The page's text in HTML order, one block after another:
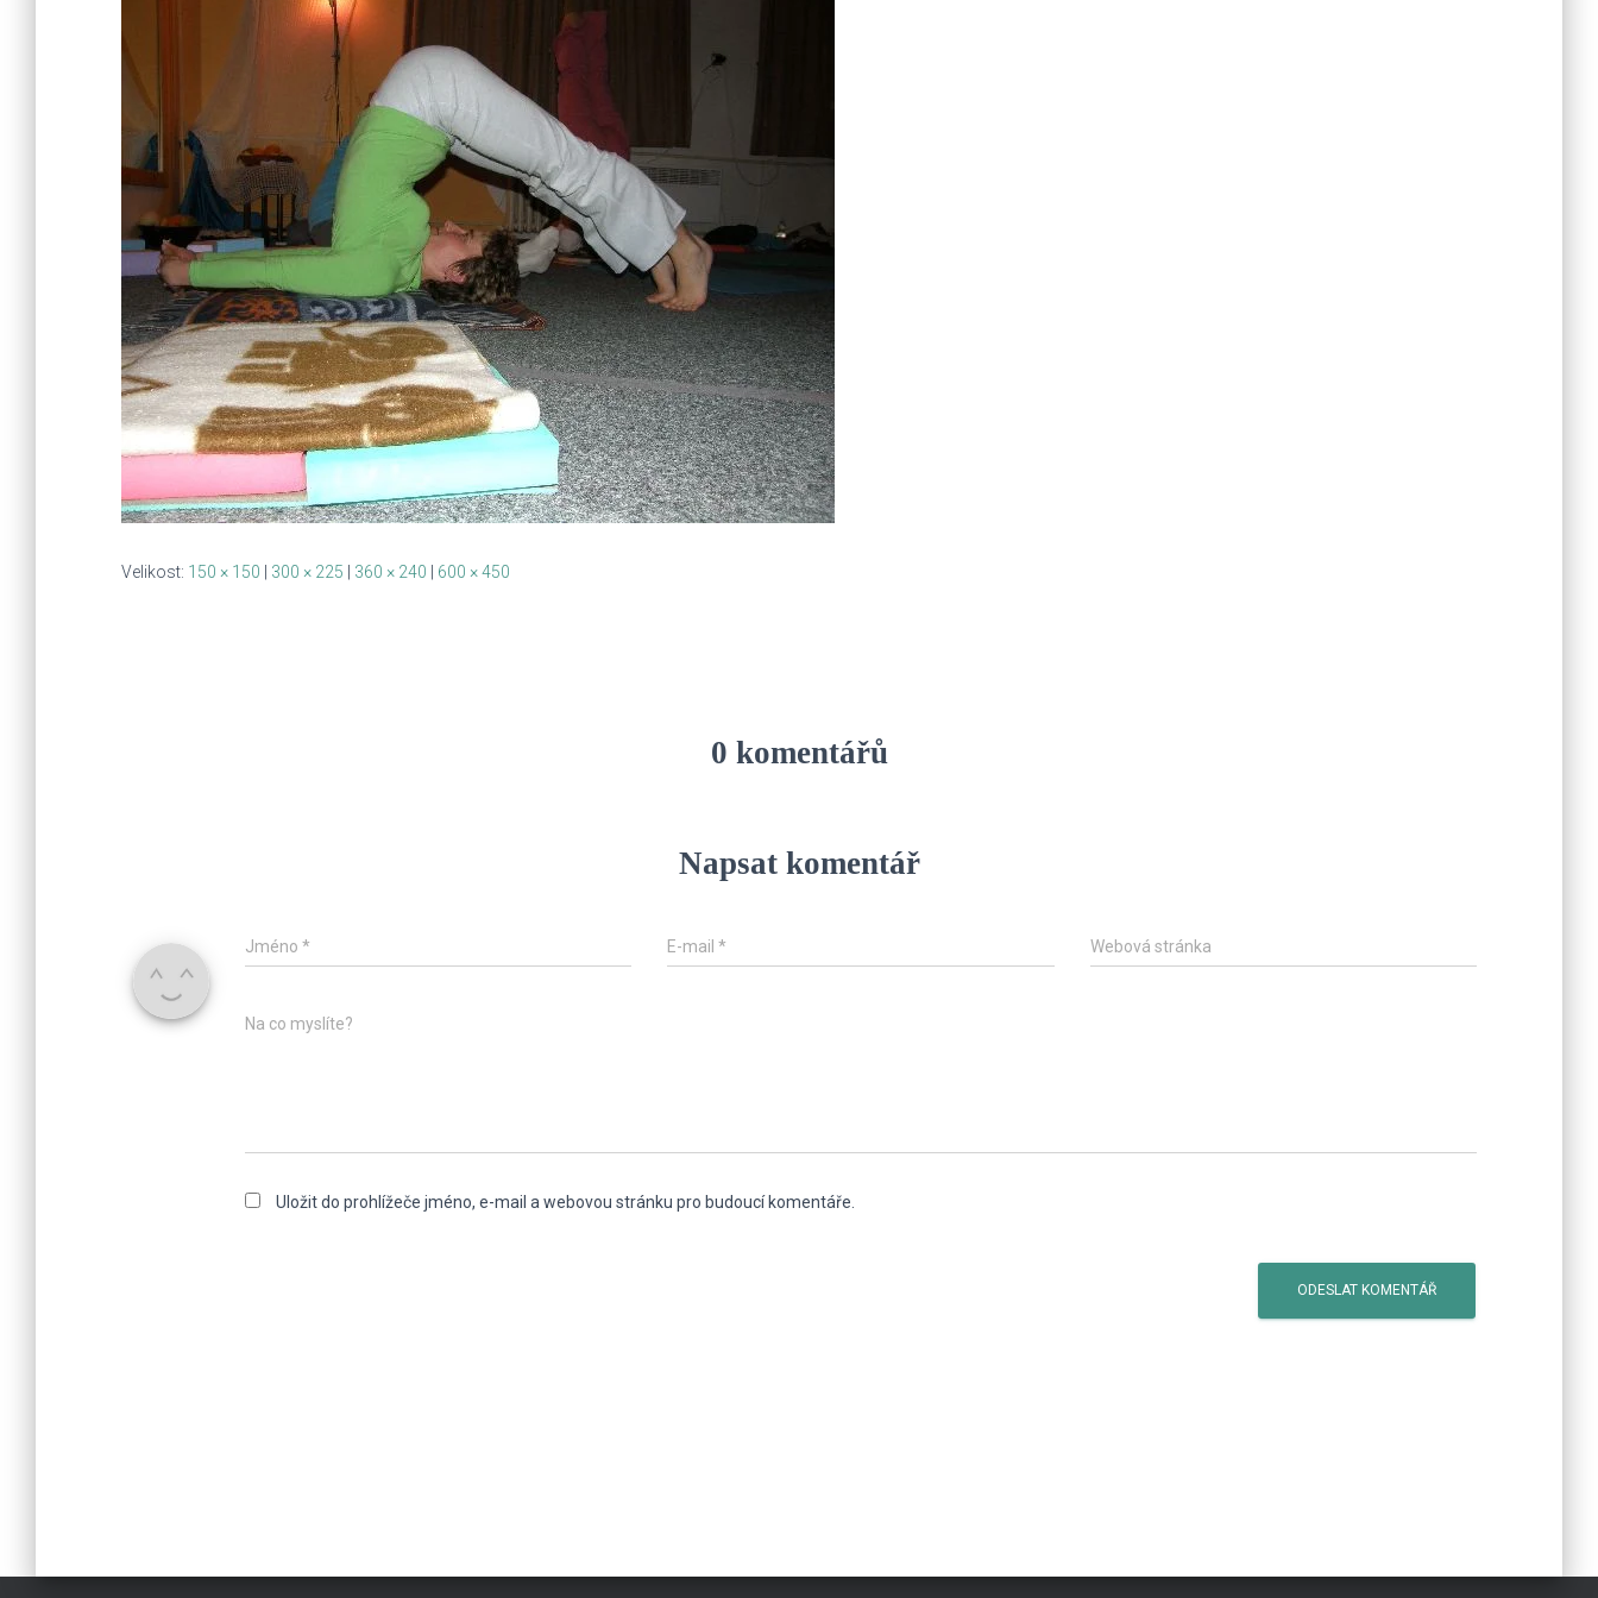
Velikost: 150 × 150 300 × 225 360 × 240 600 × 450
0 komentářů
Napsat komentář
Jméno * E-mail* Webová stránka
Na co myslíte?
Uložit do prohlížeče jméno, e-mail a webovou stránku pro budoucí komentáře.